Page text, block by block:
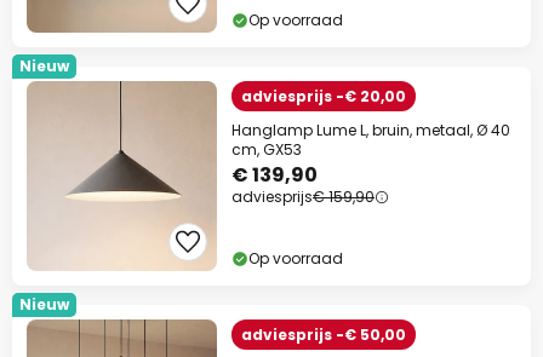
Op voorraad
Nieuw
adviesprijs -€ 20,00
Hanglamp Lume L, bruin, metaal, Ø 40
cm, GX53
€ 139,90
adviesprijs€ 159,90
Op voorraad
Nieuw
adviesprijs -€ 50,00